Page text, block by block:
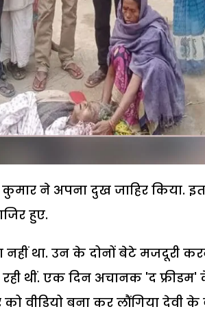
ने अपना दुख जाहिर किया.
हुए.
नहीं था. उन के दोनों बेटे मजदूरी
थीं. एक दिन अचानक 'द फ्रीडम'
वीडियो बना कर लौंगिया देवी के